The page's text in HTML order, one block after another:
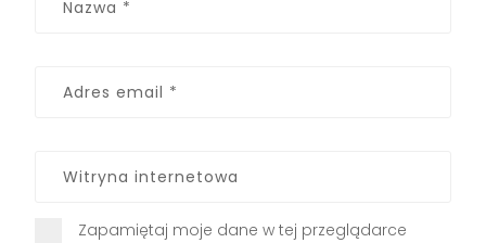
Zapamiętaj moje dane w tej przeglądarce